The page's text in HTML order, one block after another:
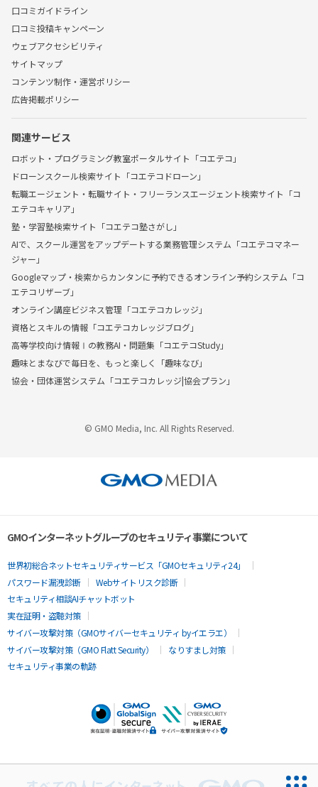
口コミガイドライン
口コミ投稿キャンペーン
ウェブアクセシビリティ
サイトマップ
コンテンツ制作・運営ポリシー
広告掲載ポリシー
関連サービス
ロボット・プログラミング教室ポータルサイト「コエテコ」
ドローンスクール検索サイト「コエテコドローン」
転職エージェント・転職サイト・フリーランスエージェント検索サイト「コ
エテコキャリア」
塾・学習塾検索サイト「コエテコ塾さがし」
AIで、スクール運営をアップデートする業務管理システム「コエテコマネー
ジャー」
Googleマップ・検索からカンタンに予約できるオンライン予約システム「コ
エテコリザーブ」
オンライン講座ビジネス管理「コエテコカレッジ」
資格とスキルの情報「コエテコカレッジブログ」
高等学校向け情報Ⅰの教務AI・問題集「コエテコStudy」
趣味とまなびで毎日を、もっと楽しく「趣味なび」
協会・団体運営システム「コエテコカレッジ|協会プラン」
© GMO Media, Inc. All Rights Reserved.
GMOインターネットグループのセキュリティ事業について
世界初総合ネットセキュリティサービス「GMOセキュリティ24」
パスワード漏洩診断
Webサイトリスク診断
セキュリティ相談AIチャットボット
実在証明・盗聴対策
サイバー攻撃対策（GMOサイバーセキュリティ byイエラエ）
サイバー攻撃対策（GMO Flatt Security）
なりすまし対策
セキュリティ事業の軌跡